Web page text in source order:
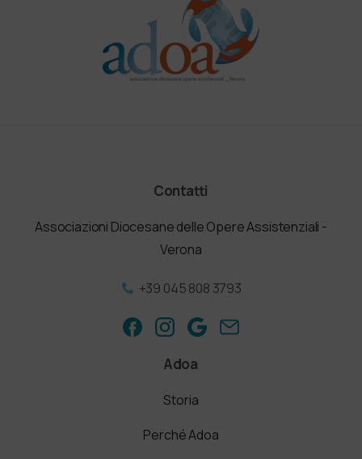
Contatti
Associazioni Diocesane delle Opere Assistenziali -
Verona
+39 045 808 3793
Adoa
Storia
Perché Adoa